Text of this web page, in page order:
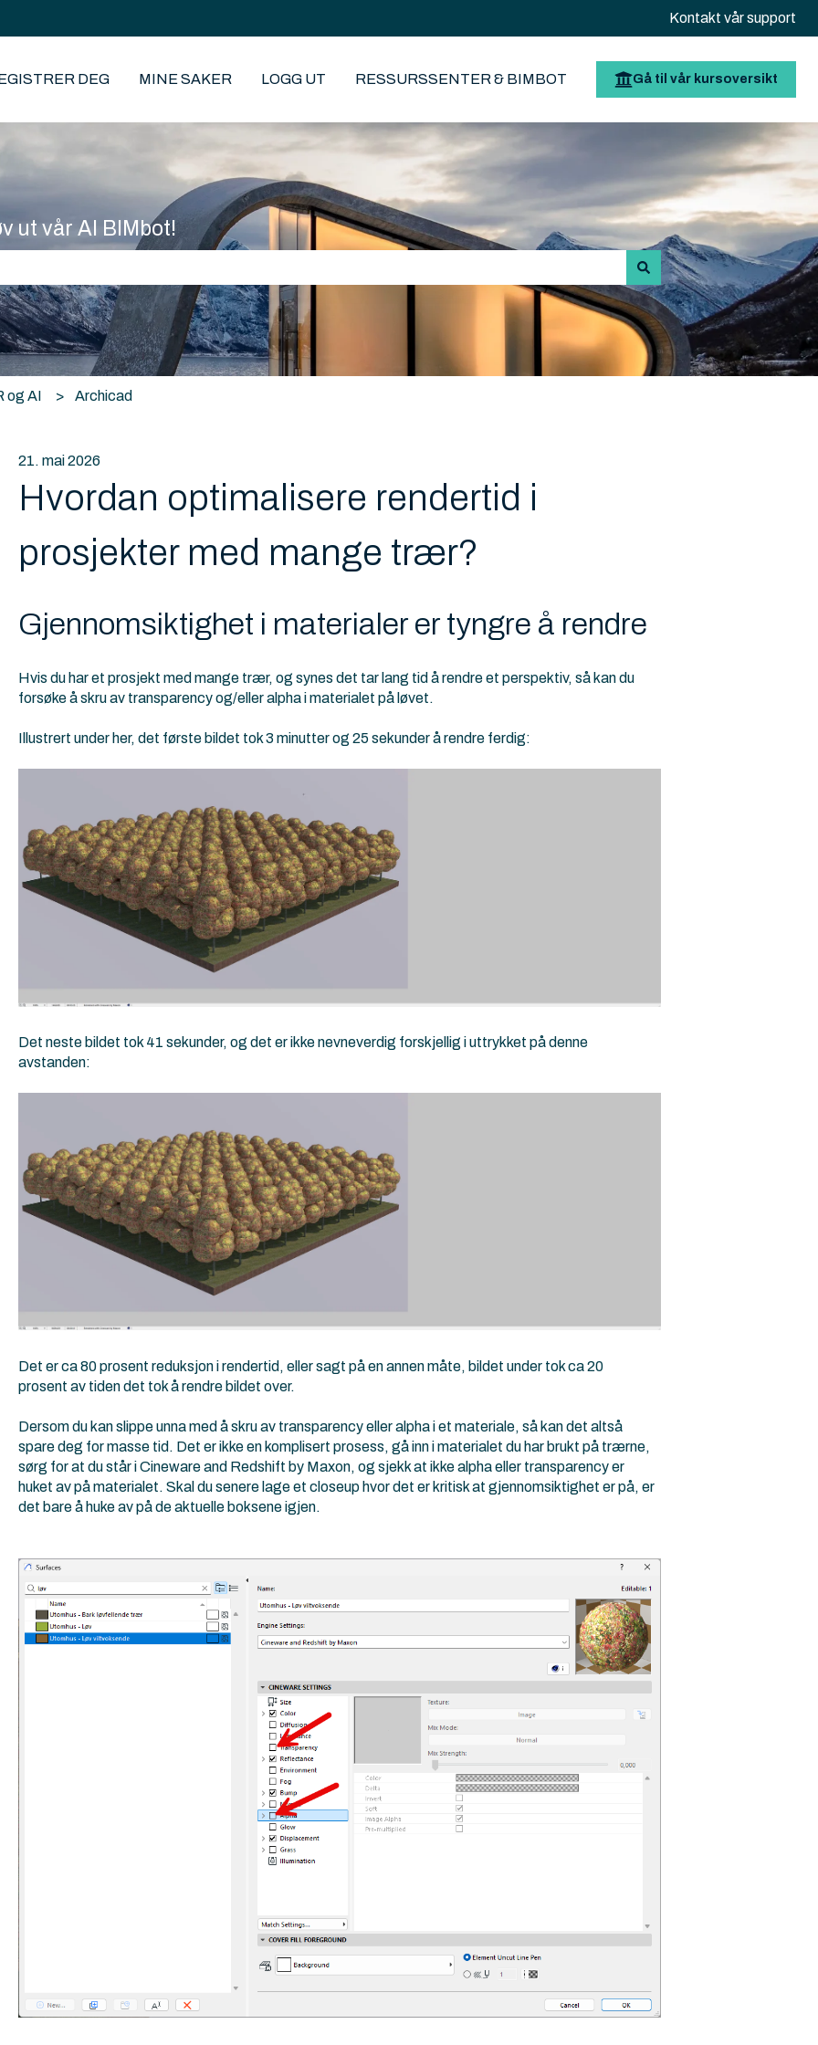
Kontakt vår support
DEG MINE SAKER LOGG UT RESSURSSENTER & BIMBOT Gå til vår kursoversikt
ut vår AI BIMbot!
er tomt.
og AI Archicad
21. mai 2026
Hvordan optimalisere rendertid i
prosjekter med mange trær?
Gjennomsiktighet i materialer er tyngre å rendre
Hvis du har et prosjekt med mange trær, og synes det tar lang tid å rendre et perspektiv, så kan du
forsøke å skru av transparency og/eller alpha i materialet på løvet.
Illustrert under her, det første bildet tok 3 minutter og 25 sekunder å rendre ferdig:
Det neste bildet tok 41 sekunder, og det er ikke nevneverdig forskjellig i uttrykket på denne
avstanden:
Det er ca 80 prosent reduksjon i rendertid, eller sagt på en annen måte, bildet under tok ca 20
prosent av tiden det tok å rendre bildet over.
Dersom du kan slippe unna med å skru av transparency eller alpha i et materiale, så kan det altså
spare deg for masse tid. Det er ikke en komplisert prosess, gå inn i materialet du har brukt på trærne,
sørg for at du står i Cineware and Redshift by Maxon, og sjekk at ikke alpha eller transparency er
huket av på materialet. Skal du senere lage et closeup hvor det er kritisk at gjennomsiktighet er på, er
det bare å huke av på de aktuelle boksene igjen.